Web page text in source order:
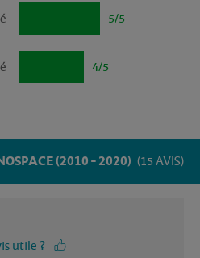
5/5
4/5
(2010 - 2020) (15 AVIS)
utile ?